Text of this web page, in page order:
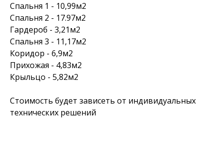
Спальня 1 - 10,99м2
Спальня 2 - 17.97м2
Гардероб - 3,21м2
Спальня 3 - 11,17м2
Коридор - 6,9м2
Прихожая - 4,83м2
Крыльцо - 5,82м2
Стоимость будет зависеть от индивидуальных
технических решений